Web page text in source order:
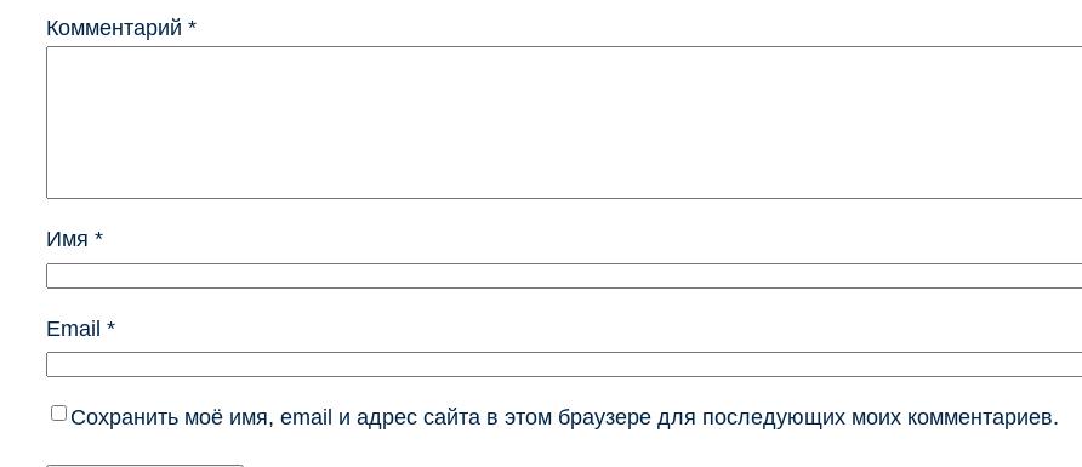
Комментарий *
Имя *
Email *
Сохранить моё имя, email и адрес сайта в этом браузере для последующих моих комментариев.